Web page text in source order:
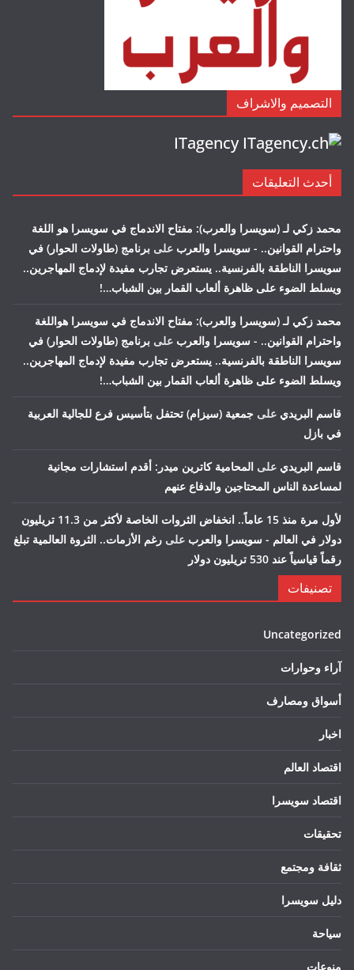
التصميم والاشراف
ITagency
أحدث التعليقات
محمد زكي لـ (سويسرا والعرب): مفتاح الاندماج في سويسرا هو اللغة
واحترام القوانين.. - سويسرا والعرب على برنامج (طاولات الحوار) في
سويسرا الناطقة بالفرنسية.. يستعرض تجارب مفيدة لإدماج المهاجرين..
ويسلط الضوء على ظاهرة ألعاب القمار بين الشباب…!
محمد زكي لـ (سويسرا والعرب): مفتاح الاندماج في سويسرا هواللغة
واحترام القوانين.. - سويسرا والعرب على برنامج (طاولات الحوار) في
سويسرا الناطقة بالفرنسية.. يستعرض تجارب مفيدة لإدماج المهاجرين..
ويسلط الضوء على ظاهرة ألعاب القمار بين الشباب…!
قاسم البريدي على جمعية (سيزام) تحتفل بتأسيس فرع للجالية العربية
في بازل
قاسم البريدي على المحامية كاترين ميدر: أقدم استشارات مجانية
لمساعدة الناس المحتاجين والدفاع عنهم
لأول مرة منذ 15 عاماً.. انخفاض الثروات الخاصة لأكثر من 11.3 تريليون
دولار في العالم - سويسرا والعرب على رغم الأزمات.. الثروة العالمية تبلغ
رقماً قياسياً عند 530 تريليون دولار
تصنيفات
Uncategorized
آراء وحوارات
أسواق ومصارف
اخبار
اقتصاد العالم
اقتصاد سويسرا
تحقيقات
ثقافة ومجتمع
دليل سويسرا
سياحة
منوعات